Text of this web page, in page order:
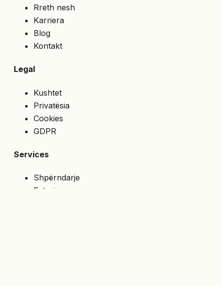
Rreth nesh
Karriera
Blog
Kontakt
Legal
Kushtet
Privatësia
Cookies
GDPR
Services
Shpërndarje
Faturim